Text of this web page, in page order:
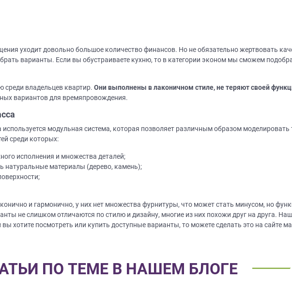
уходит довольно большое количество финансов. Но не обязательно жертвовать
варианты. Если вы обустраиваете кухню, то в категории эконом мы сможем
среди владельцев квартир. Они выполнены в лаконичном стиле, не теряют своей
вариантов для времяпровождения.
модульная система, которая позволяет различным образом моделировать
среди которых:
исполнения и множества деталей;
натуральные материалы (дерево, камень);
и гармонично, у них нет множества фурнитуры, что может стать минусом, но
не слишком отличаются по стилю и дизайну, многие из них похожи друг на друга.
хотите посмотреть или купить доступные варианты, то можете сделать это на сайте
ПО ТЕМЕ В НАШЕМ БЛОГЕ
Нет времени? Пробки?
Наши салоны далеко от
Дизайнер приедет к вам, замерит помещение, подготовит
дизайн-проект и предоставит чертежи для строителей
Что от вас требуется?
Не нашли нужную модель
или фасад мебели?
Разработаем и изготовим мебель любой сложности! Возможно
изготовление образца модели перед заказом